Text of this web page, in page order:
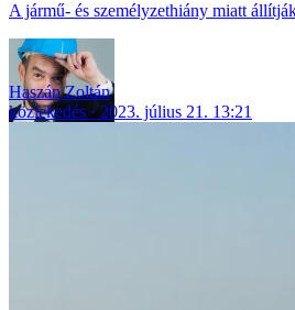
A jármű- és személyzethiány miatt
Haszán Zoltán
közlekedés
2023. július 21. 13:21